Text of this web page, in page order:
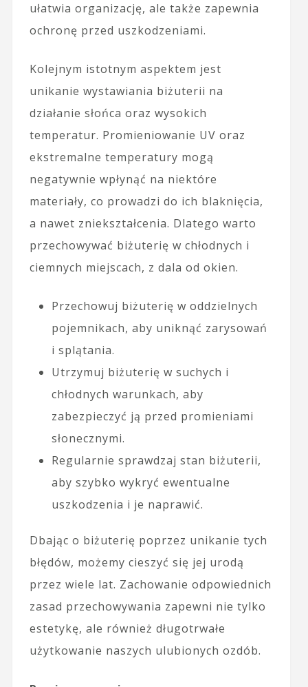
ułatwia organizację, ale także zapewnia
ochronę przed uszkodzeniami.
Kolejnym istotnym aspektem jest
unikanie wystawiania biżuterii na
działanie słońca oraz wysokich
temperatur. Promieniowanie UV oraz
ekstremalne temperatury mogą
negatywnie wpłynąć na niektóre
materiały, co prowadzi do ich blaknięcia,
a nawet zniekształcenia. Dlatego warto
przechowywać biżuterię w chłodnych i
ciemnych miejscach, z dala od okien.
Przechowuj biżuterię w oddzielnych
pojemnikach, aby uniknąć zarysowań
i splątania.
Utrzymuj biżuterię w suchych i
chłodnych warunkach, aby
zabezpieczyć ją przed promieniami
słonecznymi.
Regularnie sprawdzaj stan biżuterii,
aby szybko wykryć ewentualne
uszkodzenia i je naprawić.
Dbając o biżuterię poprzez unikanie tych
błędów, możemy cieszyć się jej urodą
przez wiele lat. Zachowanie odpowiednich
zasad przechowywania zapewni nie tylko
estetykę, ale również długotrwałe
użytkowanie naszych ulubionych ozdób.